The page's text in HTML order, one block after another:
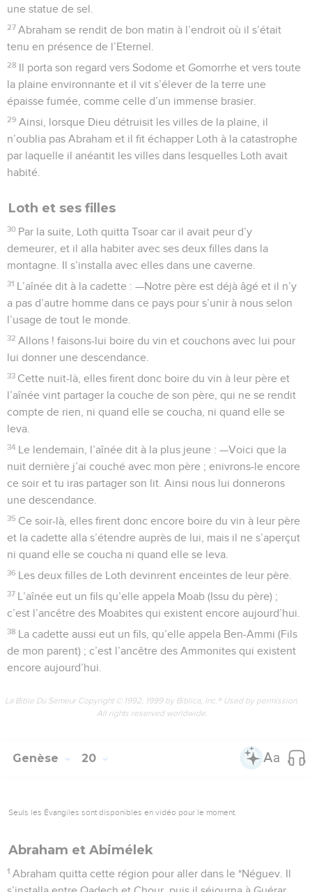
une statue de sel.
27 Abraham se rendit de bon matin à l’endroit où il s’était
tenu en présence de l’Eternel.
28 Il porta son regard vers Sodome et Gomorrhe et vers toute
la plaine environnante et il vit s’élever de la terre une
épaisse fumée, comme celle d’un immense brasier.
29 Ainsi, lorsque Dieu détruisit les villes de la plaine, il
n’oublia pas Abraham et il fit échapper Loth à la catastrophe
par laquelle il anéantit les villes dans lesquelles Loth avait
habité.
Loth et ses filles
30 Par la suite, Loth quitta Tsoar car il avait peur d’y
demeurer, et il alla habiter avec ses deux filles dans la
montagne. Il s’installa avec elles dans une caverne.
31 L’aînée dit à la cadette : —Notre père est déjà âgé et il n’y
a pas d’autre homme dans ce pays pour s’unir à nous selon
l’usage de tout le monde.
32 Allons ! faisons-lui boire du vin et couchons avec lui pour
lui donner une descendance.
33 Cette nuit-là, elles firent donc boire du vin à leur père et
l’aînée vint partager la couche de son père, qui ne se rendit
compte de rien, ni quand elle se coucha, ni quand elle se
leva.
34 Le lendemain, l’aînée dit à la plus jeune : —Voici que la
nuit dernière j’ai couché avec mon père ; enivrons-le encore
ce soir et tu iras partager son lit. Ainsi nous lui donnerons
une descendance.
35 Ce soir-là, elles firent donc encore boire du vin à leur père
et la cadette alla s’étendre auprès de lui, mais il ne s’aperçut
ni quand elle se coucha ni quand elle se leva.
36 Les deux filles de Loth devinrent enceintes de leur père.
37 L’aînée eut un fils qu’elle appela Moab (Issu du père) ;
c’est l’ancêtre des Moabites qui existent encore aujourd’hui.
38 La cadette aussi eut un fils, qu’elle appela Ben-Ammi (Fils
de mon parent) ; c’est l’ancêtre des Ammonites qui existent
encore aujourd’hui.
La Bible Du Semeur Copyright © 1992, 1999 by Biblica, Inc.® Used by permission.
All rights reserved worldwide.
Genèse 20
Seuls les Évangiles sont disponibles en vidéo pour le moment.
Abraham et Abimélek
1 Abraham quitta cette région pour aller dans le *Néguev. Il